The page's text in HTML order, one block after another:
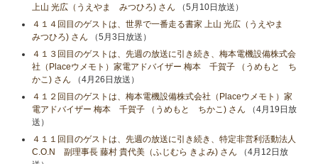
上山 光広（うえやま みつひろ) さん （5月10日放送）
４１４回目のゲストは、世界で一番走る書家 上山 光広（うえやま
みつひろ) さん （5月3日放送）
４１３回目のゲストは、先週の放送に引き続き、梅本電機設備株式会
社（Placeウメモト）家電アドバイザー 梅本 千賀子 （うめもと ち
かこ) さん （4月26日放送）
４１２回目のゲストは、梅本電機設備株式会社（Placeウメモト）家
電アドバイザー 梅本 千賀子 （うめもと ちかこ) さん （4月19日放
送）
４１１回目のゲストは、先週の放送に引き続き、特定非営利活動法人
C.O.N 副理事長 藤村 貴代美（ふじむら きよみ) さん （4月12日放